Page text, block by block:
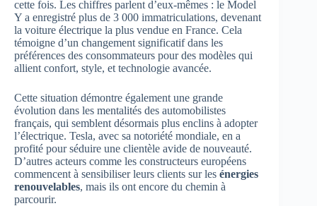
cette fois. Les chiffres parlent d’eux-mêmes : le Model
Y a enregistré plus de 3 000 immatriculations, devenant
la voiture électrique la plus vendue en France. Cela
témoigne d’un changement significatif dans les
préférences des consommateurs pour des modèles qui
allient confort, style, et technologie avancée.
Cette situation démontre également une grande
évolution dans les mentalités des automobilistes
français, qui semblent désormais plus enclins à adopter
l’électrique. Tesla, avec sa notoriété mondiale, en a
profité pour séduire une clientèle avide de nouveauté.
D’autres acteurs comme les constructeurs européens
commencent à sensibiliser leurs clients sur les énergies
renouvelables, mais ils ont encore du chemin à
parcourir.